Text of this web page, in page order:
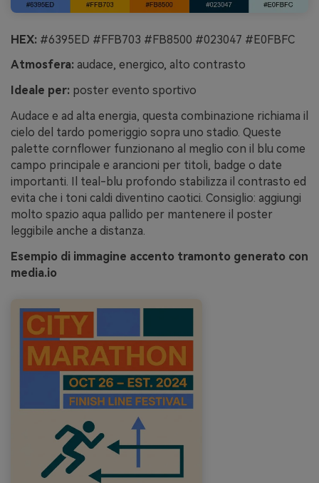
HEX: #6395ED #FFB703 #FB8500 #023047 #E0FBFC
Atmosfera: audace, energico, alto contrasto
Ideale per: poster evento sportivo
Audace e ad alta energia, questa combinazione richiama il
cielo del tardo pomeriggio sopra uno stadio. Queste
palette cornflower funzionano al meglio con il blu come
campo principale e arancioni per titoli, badge o date
importanti. Il teal-blu profondo stabilizza il contrasto ed
evita che i toni caldi diventino caotici. Consiglio: aggiungi
molto spazio aqua pallido per mantenere il poster
leggibile anche a distanza.
Esempio di immagine accento tramonto generato con
media.io